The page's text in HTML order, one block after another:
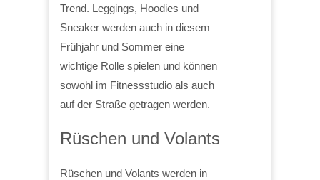
Trend. Leggings, Hoodies und
Sneaker werden auch in diesem
Frühjahr und Sommer eine
wichtige Rolle spielen und können
sowohl im Fitnessstudio als auch
auf der Straße getragen werden.
Rüschen und Volants
Rüschen und Volants werden in